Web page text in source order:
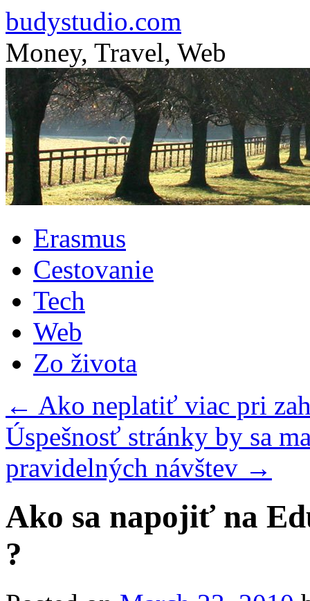
budystudio.com
Money, Travel, Web
to
contentErasmus
Cestovanie
Tech
Web
Zo života
← Ako neplatiť viac pri
Úspešnosť stránky by sa
pravidelných návštev →
Ako sa napojiť na
?